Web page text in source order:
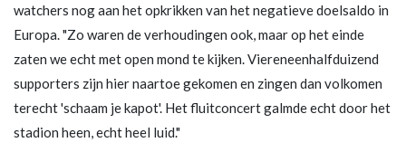
watchers nog aan het opkrikken van het negatieve doelsaldo in
Europa. "Zo waren de verhoudingen ook, maar op het einde
zaten we echt met open mond te kijken. Viereneenhalfduizend
supporters zijn hier naartoe gekomen en zingen dan volkomen
terecht 'schaam je kapot'. Het fluitconcert galmde echt door het
stadion heen, echt heel luid."